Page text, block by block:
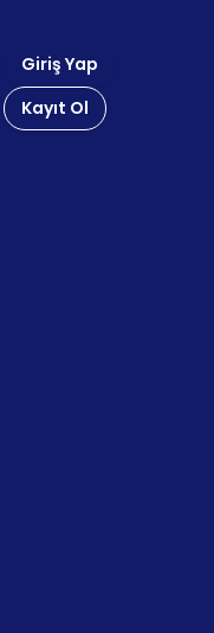
Giriş Yap
Kayıt Ol